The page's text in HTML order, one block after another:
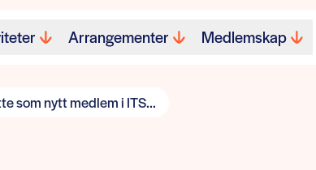
Arrangementer Medlemskap
som nytt medlem i ITS...